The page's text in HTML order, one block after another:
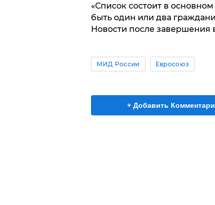
«Список состоит в
быть один или два
Новости после завершения
МИД России Евросоюз
+ Добавить